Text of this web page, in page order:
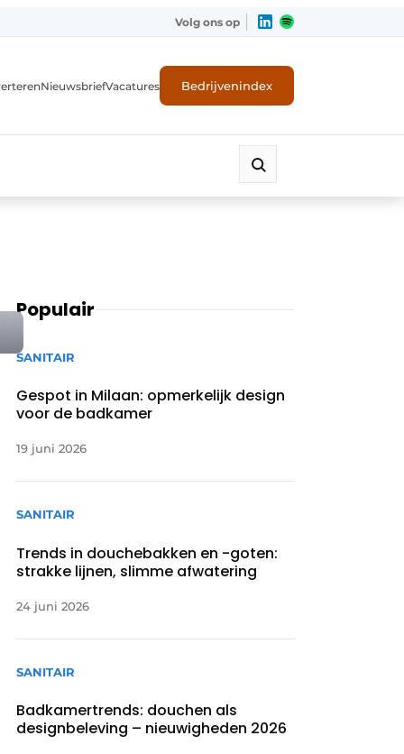
Volg ons op
NieuwsbriefVacatures Bedrijvenindex
Populair
SANITAIR
Gespot in Milaan: opmerkelijk design
voor de badkamer
19 juni 2026
SANITAIR
Trends in douchebakken en -goten:
strakke lijnen, slimme afwatering
24 juni 2026
SANITAIR
Badkamertrends: douchen als
designbeleving – nieuwigheden 2026